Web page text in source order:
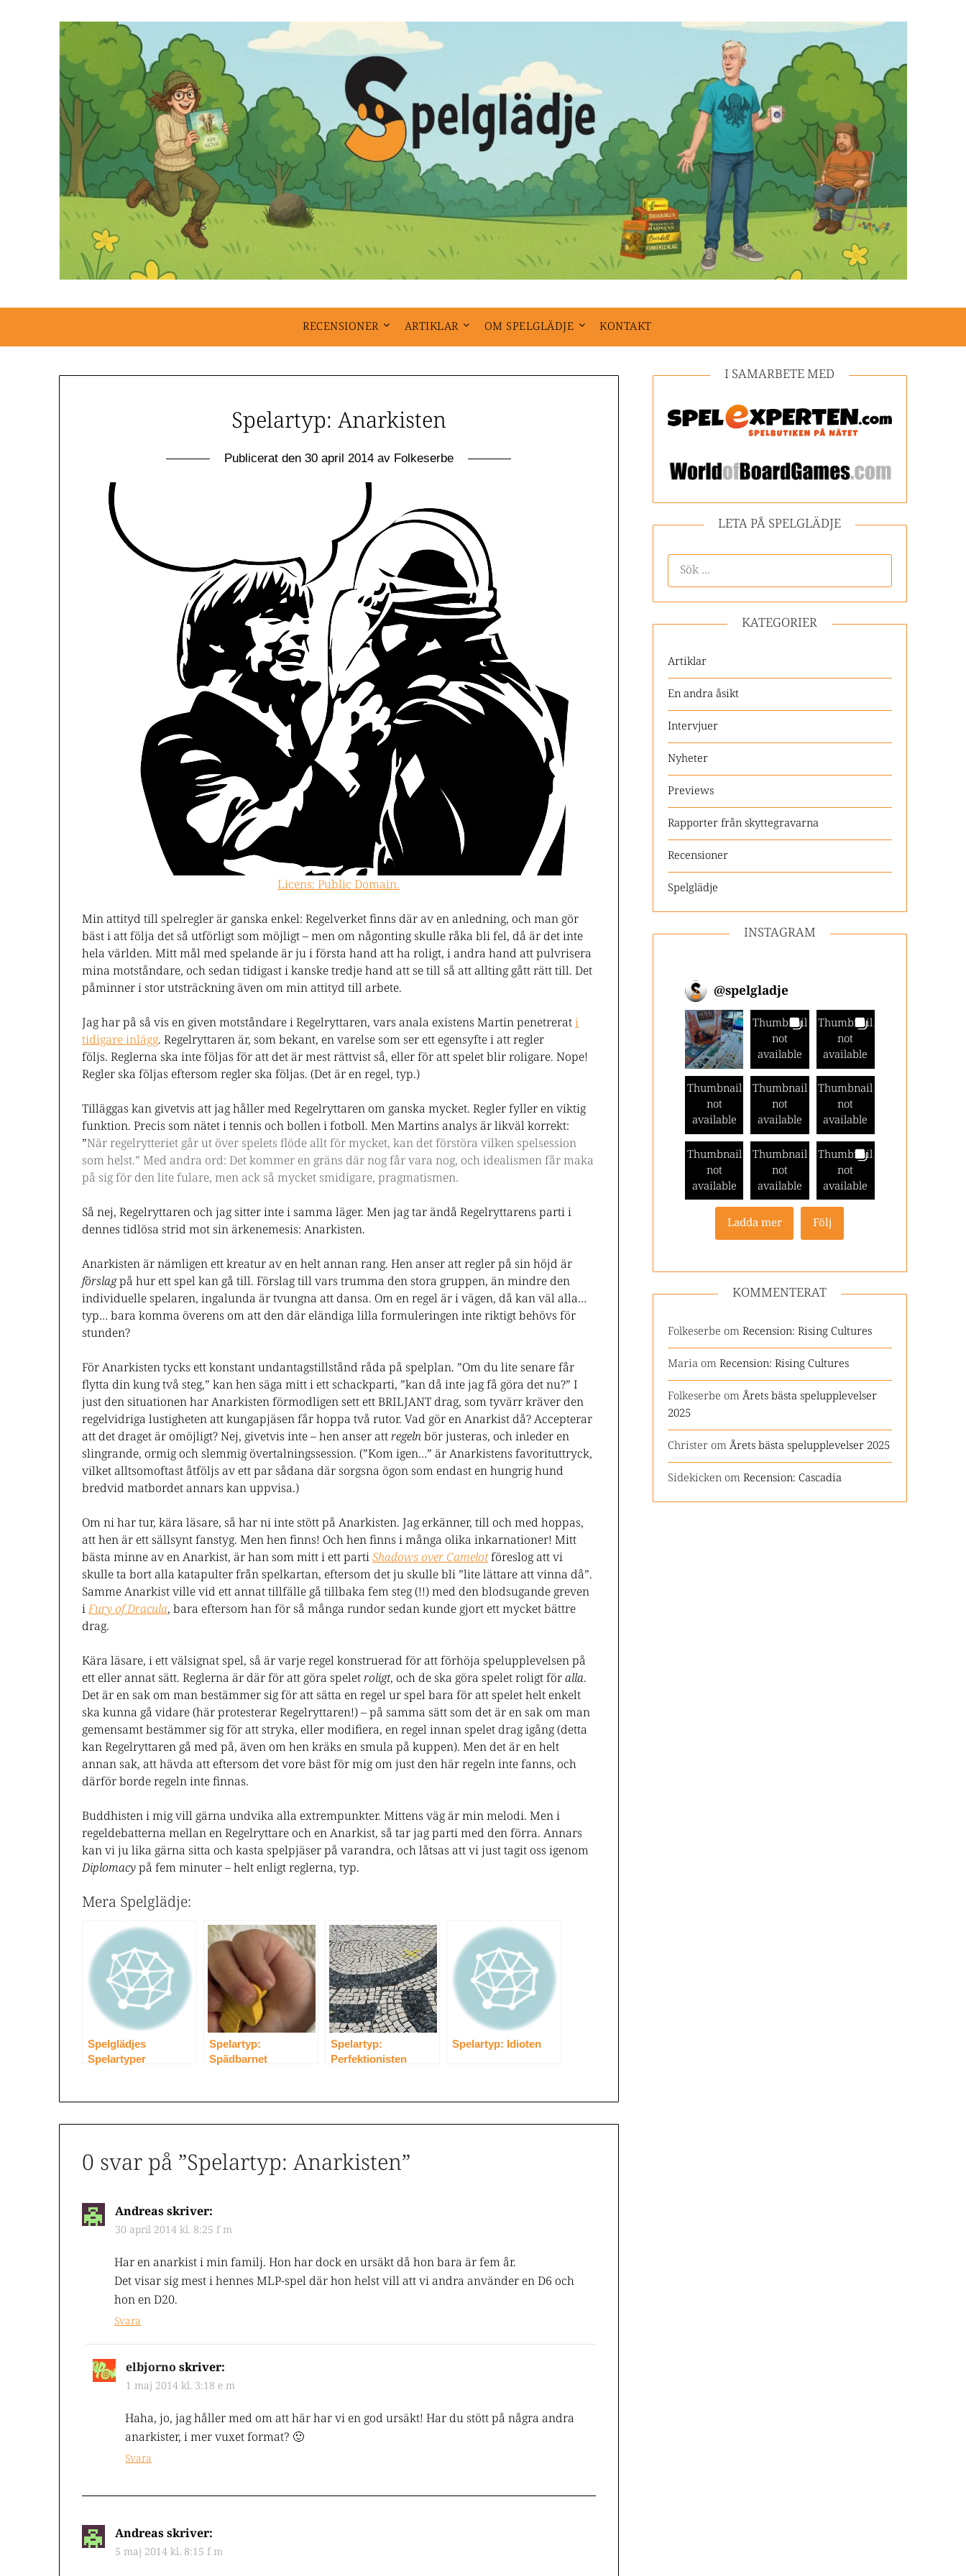
RECENSIONER ARTIKLAR OM SPELGLÄDJE KONTAKT
Spelartyp: Anarkisten
Publicerat den 30 april 2014av Folkeserbe
Licens: Public Domain.
Min attityd till spelregler är ganska enkel: Regelverket finns där av en anledning, och man gör
bäst i att följa det så utförligt som möjligt – men om någonting skulle råka bli fel, då är det inte
hela världen. Mitt mål med spelande är ju i första hand att ha roligt, i andra hand att pulvrisera
mina motståndare, och sedan tidigast i kanske tredje hand att se till så att allting gått rätt till. Det
påminner i stor utsträckning även om min attityd till arbete.
Jag har på så vis en given motståndare i Regelryttaren, vars anala existens Martin penetrerati
tidigare inlägg. Regelryttaren är, som bekant, en varelse som ser ett egensyfte i att regler
följs. Reglerna ska inte följas för att det är mest rättvist så, eller för att spelet blir roligare. Nope!
Regler ska följas eftersom regler ska följas. (Det är en regel, typ.)
Tilläggas kan givetvis att jag håller med Regelryttaren om ganska mycket. Regler fyller en viktig
funktion. Precis som nätet i tennis och bollen i fotboll. Men Martins analys är likväl korrekt:
”När regelrytteriet går ut över spelets flöde allt för mycket, kan det förstöra vilken spelsession
som helst.” Med andra ord: Det kommer en gräns där nog får vara nog, och idealismen får maka
på sig för den lite fulare, men ack så mycket smidigare, pragmatismen.
Så nej, Regelryttaren och jag sitter inte i samma läger. Men jag tar ändå Regelryttarens parti i
dennes tidlösa strid mot sin ärkenemesis: Anarkisten.
Anarkisten är nämligen ett kreatur av en helt annan rang. Hen anser att regler på sin höjd är
förslagpå hur ett spel kan gå till. Förslag till vars trumma den stora gruppen, än mindre den
individuelle spelaren, ingalunda är tvungna att dansa. Om en regel är i vägen, då kan väl alla…
typ… bara komma överens om att den där eländiga lilla formuleringen inte riktigt behövs för
stunden?
För Anarkisten tycks ett konstant undantagstillstånd råda på spelplan. ”Om du lite senare får
flytta din kung två steg,” kan hen säga mitt i ett schackparti, ”kan då inte jag få göra det nu?” I
just den situationen har Anarkisten förmodligen sett ett BRILJANT drag, som tyvärr kräver den
regelvidriga lustigheten att kungapjäsen får hoppa två rutor. Vad gör en Anarkist då? Accepterar
att det draget är omöjligt? Nej, givetvis inte – hen anser attregelnbör justeras, och inleder en
slingrande, ormig och slemmig övertalningssession. (”Kom igen…” är Anarkistens favorituttryck,
vilket alltsomoftast åtföljs av ett par sådana där sorgsna ögon som endast en hungrig hund
bredvid matbordet annars kan uppvisa.)
Om ni har tur, kära läsare, så har ni inte stött på Anarkisten. Jag erkänner, till och med hoppas,
att hen är ett sällsynt fanstyg. Men hen finns! Och hen finns i många olika inkarnationer! Mitt
bästa minne av en Anarkist, är han som mitt i ett partiShadows over Camelotföreslog att vi
skulle ta bort alla katapulter från spelkartan, eftersom det ju skulle bli ”lite lättare att vinna då”.
Samme Anarkist ville vid ett annat tillfälle gå tillbaka fem steg (!!) med den blodsugande greven
iFury of Dracula, bara eftersom han för så många rundor sedan kunde gjort ett mycket bättre
drag.
Kära läsare, i ett välsignat spel, så är varje regel konstruerad för att förhöja spelupplevelsen på
ett eller annat sätt. Reglerna är där för att göra speletroligt, och de ska göra spelet roligt föralla.
Det är en sak om man bestämmer sig för att sätta en regel ur spel bara för att spelet helt enkelt
ska kunna gå vidare (här protesterar Regelryttaren!) – på samma sätt som det är en sak om man
gemensamt bestämmer sig för att stryka, eller modifiera, en regel innan spelet drag igång (detta
kan Regelryttaren gå med på, även om hen kräks en smula på kuppen). Men det är en helt
annan sak, att hävda att eftersom det vore bäst för mig om just den här regeln inte fanns, och
därför borde regeln inte finnas.
Buddhisten i mig vill gärna undvika alla extrempunkter. Mittens väg är min melodi. Men i
regeldebatterna mellan en Regelryttare och en Anarkist, så tar jag parti med den förra. Annars
kan vi ju lika gärna sitta och kasta spelpjäser på varandra, och låtsas att vi just tagit oss igenom
Diplomacypå fem minuter – helt enligt reglerna, typ.
Mera Spelglädje:
Spelglädjes
Spelartyper
Spelartyp:
Spädbarnet
Spelartyp:
Perfektionisten
Spelartyp: Idioten
0 svar på ”Spelartyp: Anarkisten”
Andreasskriver:
30 april 2014 kl. 8:25 f m
Har en anarkist i min familj. Hon har dock en ursäkt då hon bara är fem år.
Det visar sig mest i hennes MLP-spel där hon helst vill att vi andra använder en D6 och
hon en D20.
Svara
elbjorno skriver:
1 maj 2014 kl. 3:18 e m
Haha, jo, jag håller med om att här har vi en god ursäkt! Har du stött på några andra
anarkister, i mer vuxet format? 🙂
Svara
Andreasskriver:
5 maj 2014 kl. 8:15 f m
I SAMARBETE MED
LETA PÅ SPELGLÄDJE
KATEGORIER
Artiklar
En andra åsikt
Intervjuer
Nyheter
Previews
Rapporter från skyttegravarna
Recensioner
Spelglädje
INSTAGRAM
@spelgladje
Thumbnail
not
available
Thumbnail
not
available
Thumbnail
not
available
Thumbnail
not
available
Thumbnail
not
available
Thumbnail
not
available
Thumbnail
not
available
Thumbnail
not
available
Ladda mer Följ
KOMMENTERAT
Folkeserbe omRecension: Rising Cultures
MariaomRecension: Rising Cultures
Folkeserbe omÅrets bästa spelupplevelser
2025
ChristeromÅrets bästa spelupplevelser 2025
SidekickenomRecension: Cascadia